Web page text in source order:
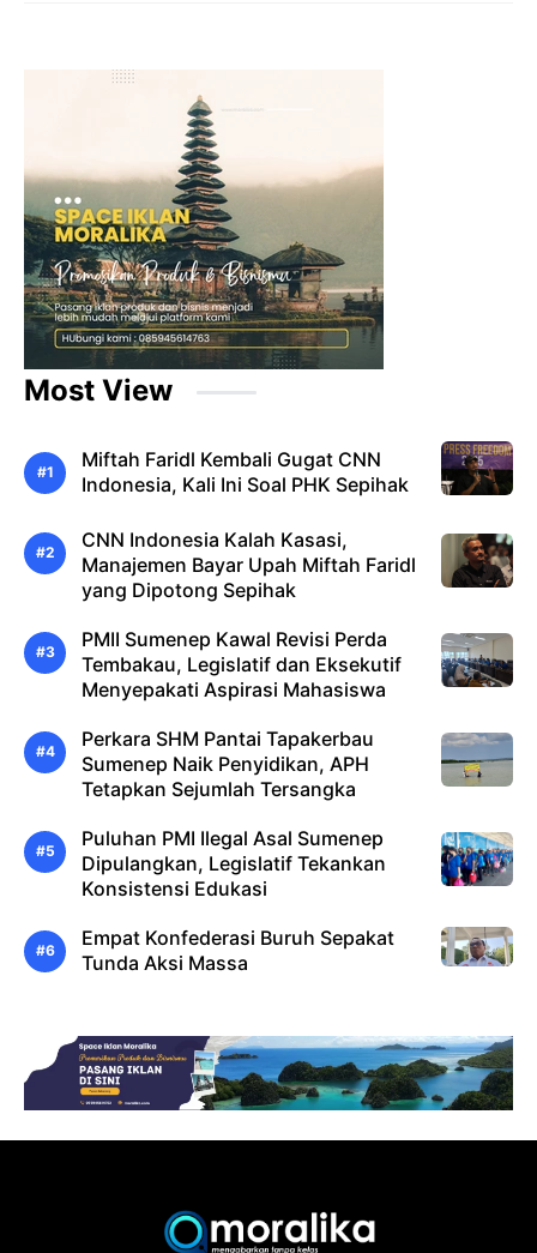
Most View
Miftah Faridl Kembali Gugat CNN
Indonesia, Kali Ini Soal PHK Sepihak
CNN Indonesia Kalah Kasasi,
Manajemen Bayar Upah Miftah Faridl
yang Dipotong Sepihak
PMII Sumenep Kawal Revisi Perda
Tembakau, Legislatif dan Eksekutif
Menyepakati Aspirasi Mahasiswa
Perkara SHM Pantai Tapakerbau
Sumenep Naik Penyidikan, APH
Tetapkan Sejumlah Tersangka
Puluhan PMI Ilegal Asal Sumenep
Dipulangkan, Legislatif Tekankan
Konsistensi Edukasi
Empat Konfederasi Buruh Sepakat
Tunda Aksi Massa